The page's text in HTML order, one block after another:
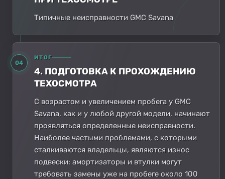
Типичные неисправности GMC Savana
04
ИТОГ
4. ПОДГОТОВКА К ПРОХОЖДЕНИЮ
ТЕХОСМОТРА
С возрастом и увеличением пробега у GMC
Savana, как и у любой другой модели, начинают
проявляться определенные неисправности.
Наиболее частыми проблемами, с которыми
сталкиваются владельцы, являются износ
подвески: амортизаторы и втулки могут
требовать замены уже на пробеге около 100